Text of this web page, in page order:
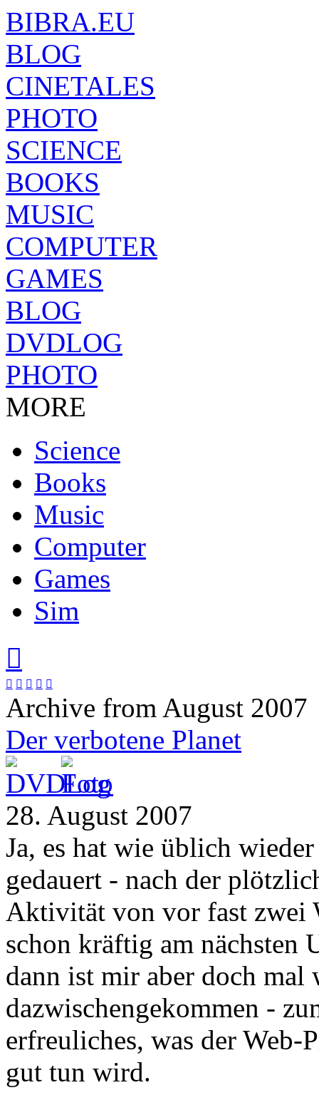
BIBRA.EU
BLOG
CINETALES
PHOTO
SCIENCE
BOOKS
MUSIC
COMPUTER
GAMES
BLOG
DVDLOG
PHOTO
MORE
Science
Books
Music
Computer
Games
Sim

    
Archive from August 2007
Der verbotene Planet
28. August 2007
Ja, es hat wie üblich
gedauert - nach der
Aktivität von vor fast zwei
schon kräftig am nächsten
dann ist mir aber doch mal
dazwischengekommen -
erfreuliches, was der
gut tun wird.